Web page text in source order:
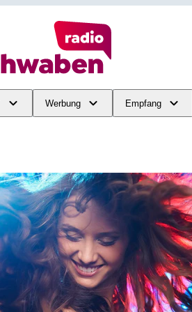
Werbung Empfang